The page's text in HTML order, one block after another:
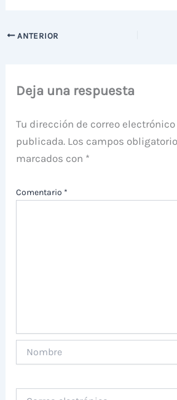
ANTERIOR
Deja una respuesta
Tu dirección de correo electrónico
publicada. Los campos
marcados con *
Comentario *